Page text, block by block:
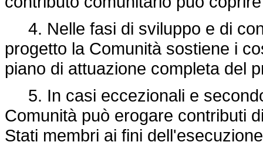
4. Nelle fasi di sviluppo e di
progetto la Comunità sostiene i
piano di attuazione completa del
5. In casi eccezionali e
Comunità può erogare contributi
Stati membri ai fini